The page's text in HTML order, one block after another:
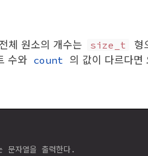
체 원소의 개수는 size_t
형
수와 count 의 값이 다르다면
열을 출력한다.